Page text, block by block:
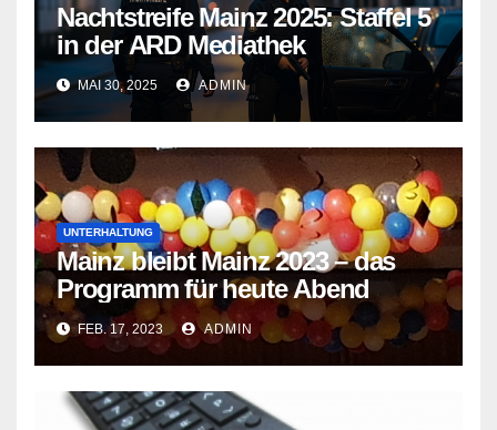
Nachtstreife Mainz 2025: Staffel 5
in der ARD Mediathek
MAI 30, 2025 ADMIN
UNTERHALTUNG
Mainz bleibt Mainz 2023 – das
Programm für heute Abend
FEB. 17, 2023 ADMIN